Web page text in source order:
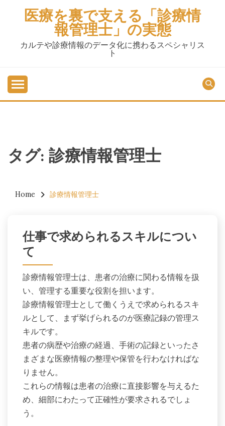
医療を裏で支える「診療情
報管理士」の実態
カルテや診療情報のデータ化に携わるスペシャリス
ト
タグ: 診療情報管理士
Home 診療情報管理士
仕事で求められるスキルについ
て
診療情報管理士は、患者の治療に関わる情報を扱
い、管理する重要な役割を担います。
診療情報管理士として働くうえで求められるスキ
ルとして、まず挙げられるのが医療記録の管理ス
キルです。
患者の病歴や治療の経過、手術の記録といったさ
まざまな医療情報の整理や保管を行わなければな
りません。
これらの情報は患者の治療に直接影響を与えるた
め、細部にわたって正確性が要求されるでしょ
う。